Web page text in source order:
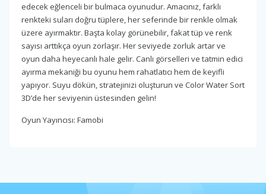
edecek eğlenceli bir bulmaca oyunudur. Amacınız, farklı
renkteki suları doğru tüplere, her seferinde bir renkle olmak
üzere ayırmaktır. Başta kolay görünebilir, fakat tüp ve renk
sayısı arttıkça oyun zorlaşır. Her seviyede zorluk artar ve
oyun daha heyecanlı hale gelir. Canlı görselleri ve tatmin edici
ayırma mekaniği bu oyunu hem rahatlatıcı hem de keyifli
yapıyor. Suyu dökün, stratejinizi oluşturun ve Color Water Sort
3D’de her seviyenin üstesinden gelin!
Oyun Yayıncısı: Famobi